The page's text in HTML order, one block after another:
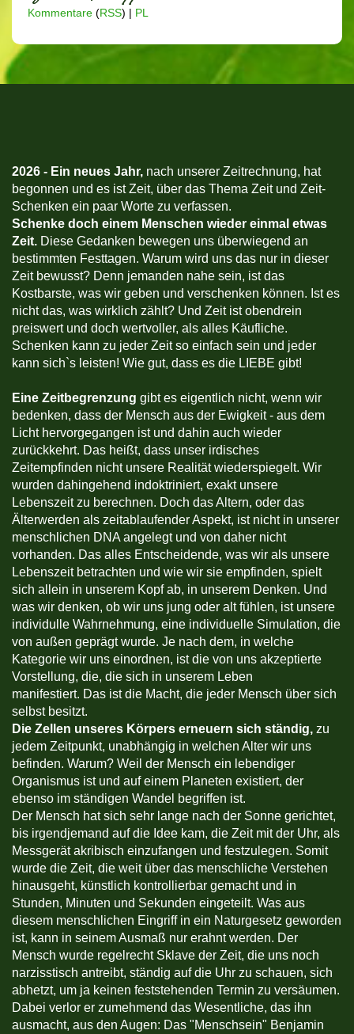
Kommentare (RSS) | PL
2026 - Ein neues Jahr, nach unserer Zeitrechnung, hat
begonnen und es ist Zeit, über das Thema Zeit und Zeit-
Schenken ein paar Worte zu verfassen.
Schenke doch einem Menschen wieder einmal etwas
Zeit. Diese Gedanken bewegen uns überwiegend an
bestimmten Festtagen. Warum wird uns das nur in dieser
Zeit bewusst? Denn jemanden nahe sein, ist das
Kostbarste, was wir geben und verschenken können. Ist es
nicht das, was wirklich zählt? Und Zeit ist obendrein
preiswert und doch wertvoller, als alles Käufliche.
Schenken kann zu jeder Zeit so einfach sein und jeder
kann sich`s leisten! Wie gut, dass es die LIEBE gibt!
Eine Zeitbegrenzung gibt es eigentlich nicht, wenn wir
bedenken, dass der Mensch aus der Ewigkeit - aus dem
Licht hervorgegangen ist und dahin auch wieder
zurückkehrt. Das heißt, dass unser irdisches
Zeitempfinden nicht unsere Realität wiederspiegelt. Wir
wurden dahingehend indoktriniert, exakt unsere
Lebenszeit zu berechnen. Doch das Altern, oder das
Älterwerden als zeitablaufender Aspekt, ist nicht in unserer
menschlichen DNA angelegt und von daher nicht
vorhanden. Das alles Entscheidende, was wir als unsere
Lebenszeit betrachten und wie wir sie empfinden, spielt
sich allein in unserem Kopf ab, in unserem Denken. Und
was wir denken, ob wir uns jung oder alt fühlen, ist unsere
individulle Wahrnehmung, eine individuelle Simulation, die
von außen geprägt wurde. Je nach dem, in welche
Kategorie wir uns einordnen, ist die von uns akzeptierte
Vorstellung, die, die sich in unserem Leben
manifestiert. Das ist die Macht, die jeder Mensch über sich
selbst besitzt.
Die Zellen unseres Körpers erneuern sich ständig, zu
jedem Zeitpunkt, unabhängig in welchen Alter wir uns
befinden. Warum? Weil der Mensch ein lebendiger
Organismus ist und auf einem Planeten existiert, der
ebenso im ständigen Wandel begriffen ist.
Der Mensch hat sich sehr lange nach der Sonne gerichtet,
bis irgendjemand auf die Idee kam, die Zeit mit der Uhr, als
Messgerät akribisch einzufangen und festzulegen. Somit
wurde die Zeit, die weit über das menschliche Verstehen
hinausgeht, künstlich kontrollierbar gemacht und in
Stunden, Minuten und Sekunden eingeteilt. Was aus
diesem menschlichen Eingriff in ein Naturgesetz geworden
ist, kann in seinem Ausmaß nur erahnt werden. Der
Mensch wurde regelrecht Sklave der Zeit, die uns noch
narzisstisch antreibt, ständig auf die Uhr zu schauen, sich
abhetzt, um ja keinen feststehenden Termin zu versäumen.
Dabei verlor er zumehmend das Wesentliche, das ihn
ausmacht, aus den Augen: Das "Menschsein" Benjamin